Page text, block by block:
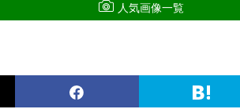
人気画像一覧